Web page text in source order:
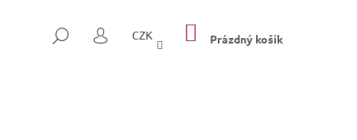
HLEDAT
PŘIHLÁŠENÍ
CZK NÁKUPNÍ
KOŠÍK
Prázdný košík